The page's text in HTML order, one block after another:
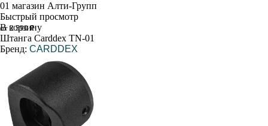
Быстрый просмотр
В корзину
от 2 590 ₽
Штанга Carddex TN-01
Бренд: CARDDEX